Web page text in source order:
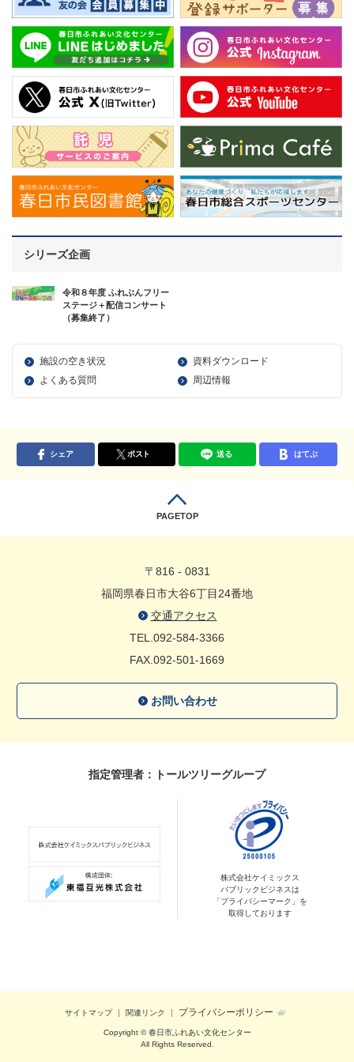
シリーズ企画
令和８年度 ふれぶんフリー
ステージ＋配信コンサート
（募集終了）
施設の空き状況
資料ダウンロード
よくある質問
周辺情報
シェア ポスト 送る はてぶ
PAGETOP
〒816 - 0831
福岡県春日市大谷6丁目24番地
交通アクセス
TEL.092-584-3366
FAX.092-501-1669
お問い合わせ
指定管理者：トールツリーグループ
株式会社ケイミックス
パブリックビジネスは
「プライバシーマーク」を
取得しております
サイトマップ 関連リンク プライバシーポリシー
Copyright © 春日市ふれあい文化センター
All Rights Reserved.